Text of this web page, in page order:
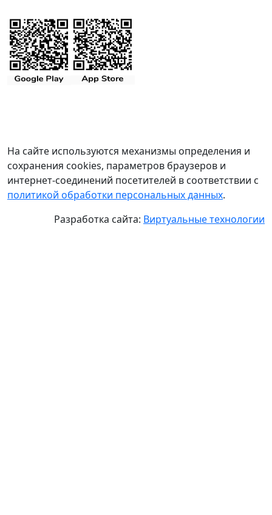
На сайте используются механизмы определения и
сохранения cookies, параметров браузеров и
интернет-соединений посетителей в соответствии с
политикой обработки персональных данных.
Разработка сайта: Виртуальные технологии